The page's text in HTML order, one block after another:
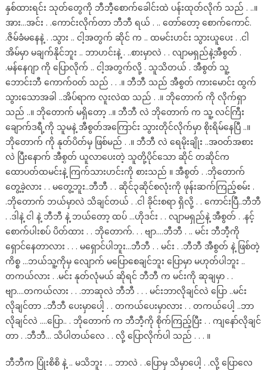
နှစ်ထားရင်း သုတ်တွေကို ဘီဘီ့စောက်ခေါင်းထဲ ပန်းထုတ်လိုက် သည် . ..။
အား…အင်း . .ကောင်းလိုက်တာ ဘီဘီ ရယ် . .. တော်တော့ စောက်ကောင်.
.ဇိမ်ခံမနေနဲ့ . .သွား .. ငါ့အတွက် ဆိုင် က .. ထမင်းဟင်း သွားယူပေး . .ငါ
အိမ်မှာ မချက်နိုင်ဘူး .. ဘာဟင်းနဲ့ . ..စားမှာလဲ . . လျာမရှည်နဲ့အီစွတ် .
.မန်နေဂျာ ကို ပြောလိုက် .. ငါ့အတွက်လို့ . သူသိတယ် . အီစွတ် သူ့
ဘောင်းဘီ ကောက်ဝတ် သည် . . .။ ဘီဘီ သည် အီစွတ် ကားမောင်း ထွက်
သွားသောအခါ ..အိပ်ရာက လူးလဲထ သည် . .။ ဘိုတောက် ကို လိုက်ရှာ
သည် ..။ ဘိုတောက် မရှိတော့ ..။ ဘီဘီ လဲ ဘိုတောက် က သူ့ လင်ကြီး
ချောက်ဒရီ့ကို သူမနဲ့ အီစွတ်အကြောင်း သွားတိုင်လိုက်မှာ စိုးရိမ်နေပြီ ..။
ဘိုတောက် ကို နုတ်ပိတ်မှ ဖြစ်မည် . .။ ဘီဘီ လဲ ရေမိုးချိုး ..အဝတ်အစား
လဲ ပြီးနောက် အီစွတ် ယူလာပေးတဲ့ သူတို့ပိုင်သော ဆိုင် တဆိုင်က
ထောပတ်ထမင်းနဲ့ ကြက်သားဟင်းကို စားသည် ။ အီစွတ် . .ဘိုတောက်
တွေ့ခဲ့လား . . မတွေ့ဘူး..ဘီဘီ . . ဆိုင်၃ဆိုင်စလုံးကို ဖုန်းဆက်ကြည့်စမ်း .
.ဘိုတောက် ဘယ်မှာလဲ သိချင်တယ် . .ငါ ခိုင်းစရာ ရှိလို့ . . ကောင်းပြီ..ဘီဘီ
. .ဒါနဲ့ ငါ နဲ့ ဘီဘီ နဲ့ ဘယ်တော့ ထပ် …ဟိုဒင်း . . လျာမရှည်နဲ့ အီစွတ် . .နင့်
စောက်ပါးစပ် ပိတ်ထား . . ဘိုတောက်. . . ဗျာ….ဘီဘီ . .. မင်း ဘီဘီ့ကို
ရှောင်နေတာလား . . . မရှောင်ပါဘူး…ဘီဘီ . . မင်း . .ဘီဘီ အီစွတ် နဲ့ ဖြစ်တဲ့
ကိစ္စ …ဘယ်သူ့ကိုမှ လျောက် မပြောစေချင်ဘူး ပြောမှာ မဟုတ်ပါဘူး ..
တကယ်လား . .မင်း နုတ်လုံမယ် ဆိုရင် ဘီဘီ က မင်းကို ဆုချမှာ . .
ဗျာ….တကယ်လား . . .ဘာဆုလဲ ဘီဘီ . . . မင်းဘာလိုချင်လဲ ပြော ..မင်း
လိုချင်တာ ..ဘီဘီ ပေးမှာပေါ့ . . တကယ်ပေးမှာလား . . တကယ်ပေါ့ ..ဘာ
လိုချင်လဲ ….ပြော.. . ဘိုတောက် က ဘီဘီ့ကို စိုက်ကြည့်ပြီး . . ကျနော်လိုချင်
တာ . .ဘီဘီ… သိပါတယ်လေ . . လို့ ပြောလိုက်ပါ သည် . . . ။
ဘီဘီက ပြုံးစိစိ နဲ့ .. မသိဘူး . .. ဘာလဲ . .ပြောမှ သိမှာပေါ့ . .လို့ ပြောလေ